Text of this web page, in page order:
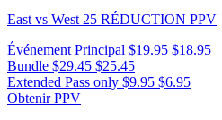
East vs West 25 RÉDUCTION PPV
Événement Principal $19.95 $18.95
Bundle $29.45 $25.45
Extended Pass only $9.95 $6.95
Obtenir PPV